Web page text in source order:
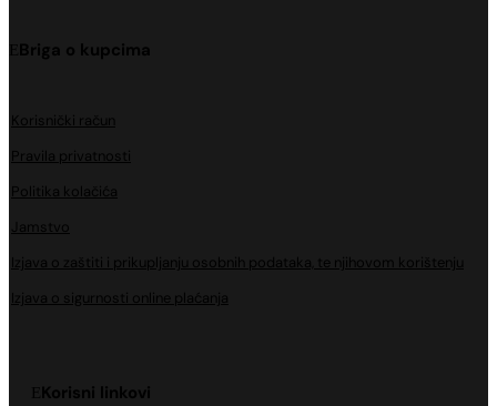
Briga o kupcima
Korisnički račun
Pravila privatnosti
Politika kolačića
Jamstvo
Izjava o zaštiti i prikupljanju osobnih podataka, te njihovom korištenju
Izjava o sigurnosti online plaćanja
Korisni linkovi